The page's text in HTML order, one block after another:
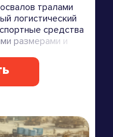
тралами
логистический
средства
размерами и